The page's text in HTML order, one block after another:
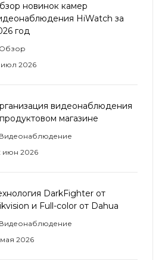
новинок камер
HiWatch за
год
июл 2026
видеонаблюдения
магазине
июн 2026
DarkFighter от
и Full-color от Dahua
мая 2026